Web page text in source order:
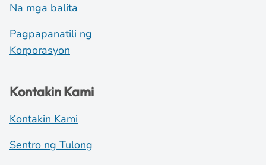
Na mga balita
Pagpapanatili ng
Korporasyon
Kontakin Kami
Kontakin Kami
Sentro ng Tulong